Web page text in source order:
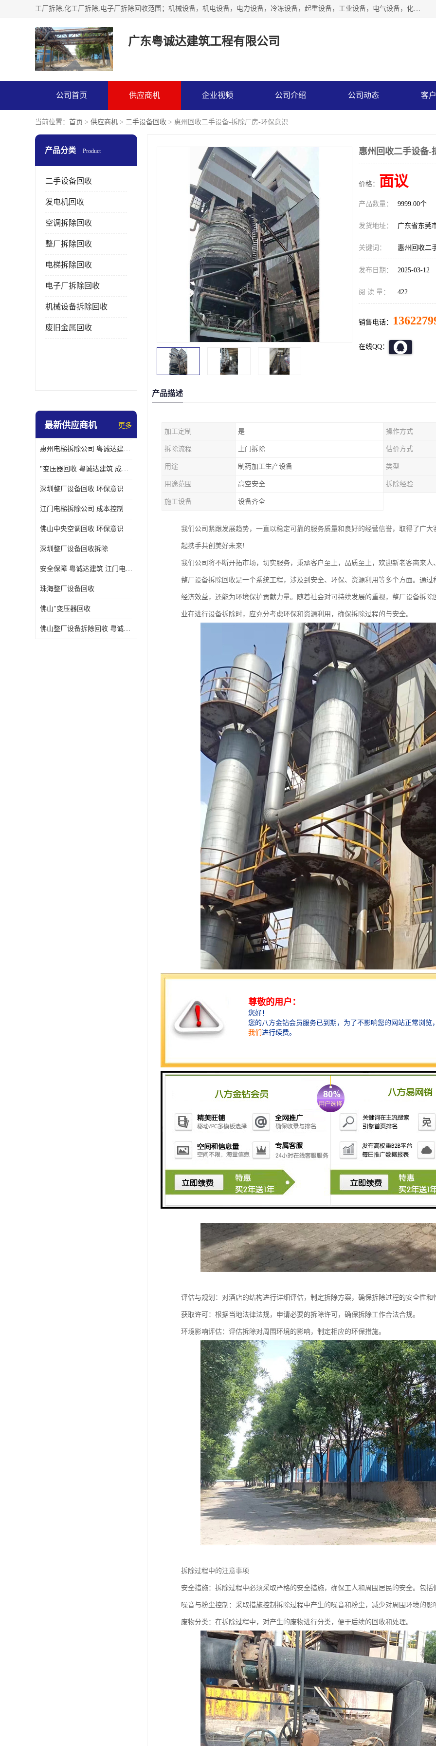
工厂拆除,化工厂拆除,电子厂拆除回收范围；机械设备，机电设备，电力设备，冷冻设备，起重设备，工业设备，电气设备，化工设备，木工设备，纺织设备，印染设备，水洗设备，电力物资，废旧金属，废旧物资，二手锅炉，二手电梯。
广东粤诚达建筑工程有限公司
公司首页 供应商机 企业视频 公司介绍 公司动态 客
当前位置： 首页 > 供应商机 > 二手设备回收 > 惠州回收二手设备-拆除厂房-环保意识
产品分类 Product
二手设备回收
发电机回收
空调拆除回收
整厂拆除回收
电梯拆除回收
电子厂拆除回收
机械设备拆除回收
废旧金属回收
最新供应商机 更多
惠州电梯拆除公司 粤诚达建筑 安全保障
"变压器回收 粤诚达建筑 成本控制
深圳整厂设备回收 环保意识
江门电梯拆除公司 成本控制
佛山中央空调回收 环保意识
深圳整厂设备回收拆除
安全保障 粤诚达建筑 江门电梯拆除公司
珠海整厂设备回收
佛山"变压器回收
佛山整厂设备拆除回收 粤诚达建筑 环保意识
惠州回收二手设备-
价格： 面议
产品数量： 9999.00个
发货地址： 广东省东莞
关键词： 惠州回收二
发布日期： 2025-03-12
阅 读 量： 422
销售电话：
在线QQ：
产品描述
加工定制 是 操作方式
拆除流程 上门拆除 估价方式
用途 制药加工生产设备 类型
用途范围 高空安全 拆除经验
施工设备 设备齐全
我们公司紧跟发展趋势，一直以稳定可靠的服务质量和良好的经营信誉，取得了广
起携手共创美好未来!
我们公司将不断开拓市场，切实服务，秉承客户至上，品质至上，欢迎新老客商来
整厂设备拆除回收是一个系统工程，涉及到安全、环保、资源利用等多个方面。通
经济效益，还能为环境保护贡献力量。随着社会对可持续发展的重视，整厂设备拆
业在进行设备拆除时，应充分考虑环保和资源利用，确保拆除过程的与安全。
评估与规划：对酒店的结构进行详细评估，制定拆除方案，确保拆除过程的安全性和
获取许可：根据当地法律法规，申请必要的拆除许可，确保拆除工作合法合规。
环境影响评估：评估拆除对周围环境的影响，制定相应的环保措施。
拆除过程中的注意事项
安全措施：拆除过程中必须采取严格的安全措施，确保工人和周围居民的安全。包
噪音与粉尘控制：采取措施控制拆除过程中产生的噪音和粉尘，减少对周围环境的影
废物分类：在拆除过程中，对产生的废物进行分类，便于后续的回收和处理。